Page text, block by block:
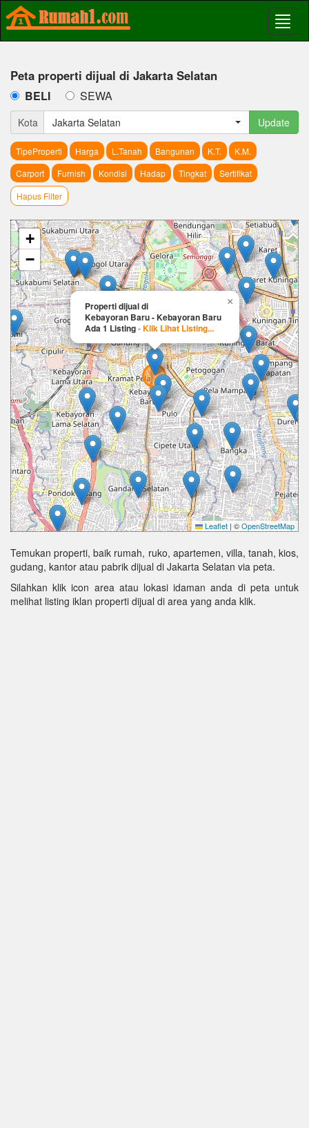
Peta properti dijual di Jakarta Selatan
BELI SEWA
Kota Jakarta Selatan Update
TipeProperti Harga L.Tanah Bangunan K.T.
K.M.
Carport
Furnish Kondisi Hadap Tingkat
Sertifikat
Hapus Filter
Properti dijual di
Kebayoran Baru - Kebayoran Baru
Ada 1 Listing-Klik Lihat Listing...
×
+
−
Leaflet | ©OpenStreetMap
Temukan properti, baik rumah, ruko, apartemen, villa, tanah, kios,
gudang, kantor atau pabrik dijual di Jakarta Selatan via peta.
Silahkan klik icon area atau lokasi idaman anda di peta untuk
melihat listing iklan properti dijual di area yang anda klik.